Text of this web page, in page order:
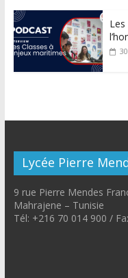
Lycée Pierre
9 rue Pierre Mendes
Mahrajene – Tunisie
Tél: +216 70 014 900 /